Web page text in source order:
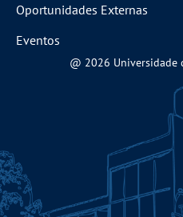
Oportunidades Externas
Eventos
@ 2026 Universidade